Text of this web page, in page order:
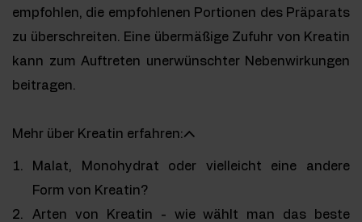
empfohlen, die empfohlenen Portionen des Präparats
zu überschreiten. Eine übermäßige Zufuhr von Kreatin
kann zum Auftreten unerwünschter Nebenwirkungen
beitragen.
Mehr über Kreatin erfahren:
Malat, Monohydrat oder vielleicht eine andere
Form von Kreatin?
Arten von Kreatin - wie wählt man das beste